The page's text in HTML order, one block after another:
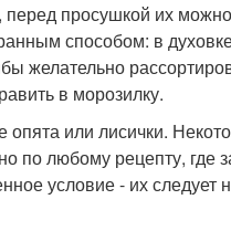
просушкой их
способом: в
желательно
в морозилку.
или лисички.
по любому рецепту, где
условие - их следует